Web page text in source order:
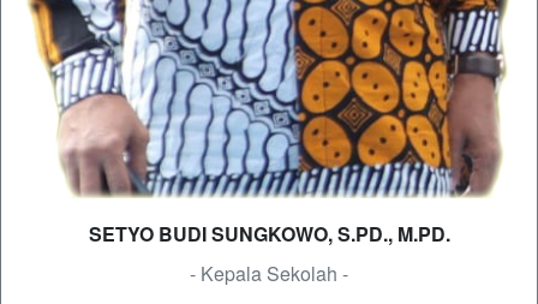
SETYO BUDI SUNGKOWO, S.PD., M.PD.
- Kepala Sekolah -